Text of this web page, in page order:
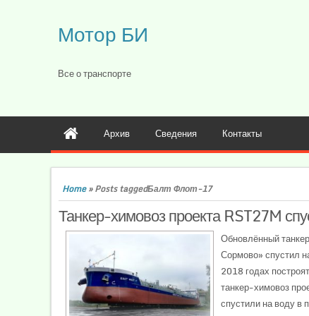
Мотор БИ
Все о транспорте
Архив Сведения Контакты
Home»Posts taggedБалт Флот-17
Танкер-химовоз проекта RST27M
Обновлённый
Сормово» спустил
2018 годах
танкер-химовоз
спустили на воду в